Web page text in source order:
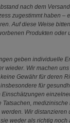
nach dem
zugestimmt haben –
Auf diese Weise
Produkten oder
geben individuelle
wieder. Wir machen
Gewähr für deren
für
Tatsachen,
Wir distanzieren
weder als richtig noch